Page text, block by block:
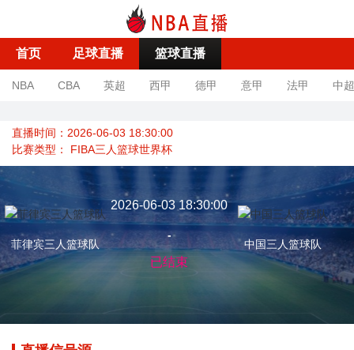
首页 足球直播 篮球直播
NBA CBA 英超 西甲 德甲 意甲 法甲 中超
直播时间：2026-06-03 18:30:00
比赛类型： FIBA三人篮球世界杯
菲律宾三人篮球队
2026-06-03 18:30:00
-
已结束
中国三人篮球队